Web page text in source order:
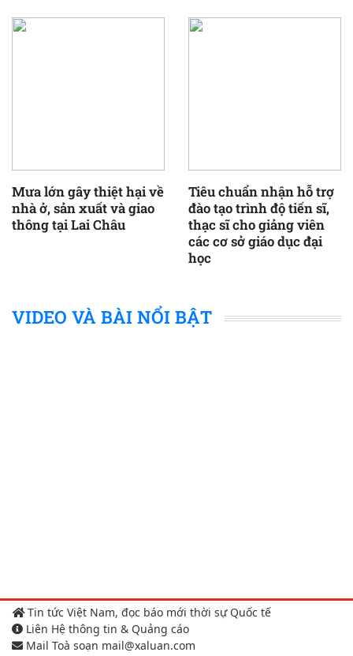
Mưa lớn gây thiệt hại về
nhà ở, sản xuất và giao
thông tại Lai Châu
Tiêu chuẩn nhận hỗ trợ
đào tạo trình độ tiến sĩ,
thạc sĩ cho giảng viên
các cơ sở giáo dục đại
học
VIDEO VÀ BÀI NỔI BẬT
Tin tức Việt Nam, đọc báo mới thời sự Quốc tế
Liên Hệ thông tin & Quảng cáo
Mail Toà soạn mail@xaluan.com